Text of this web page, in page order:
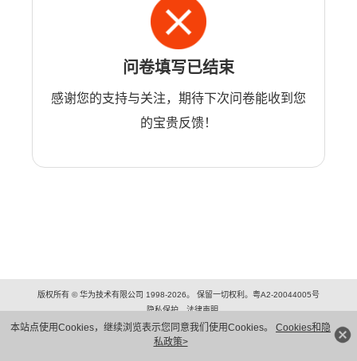
本站点使用Cookies，继续浏览表示您同意我们使用Cookies。 Cookies和隐
私政策>
问卷填写已结束
感谢您的支持与关注，期待下次问卷能收到您
的宝贵反馈！
版权所有 © 华为技术有限公司 1998-2026。 保留一切权利。粤A2-20044005号
隐私保护
法律声明